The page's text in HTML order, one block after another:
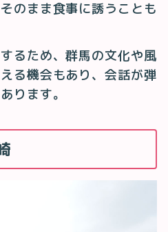
のまま食事に誘うことも
るため、群馬の文化や風
る機会もあり、会話が弾
ります。